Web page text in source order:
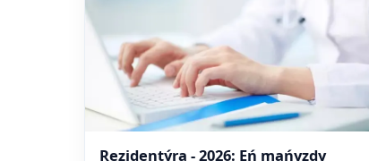
Rezidentýra - 2026: Eń mańyzdy